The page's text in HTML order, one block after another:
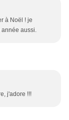
à Noël ! je
année aussi.
j'adore !!!